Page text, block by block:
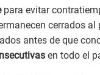
para evitar
cerrados al
antes de que
en todo el